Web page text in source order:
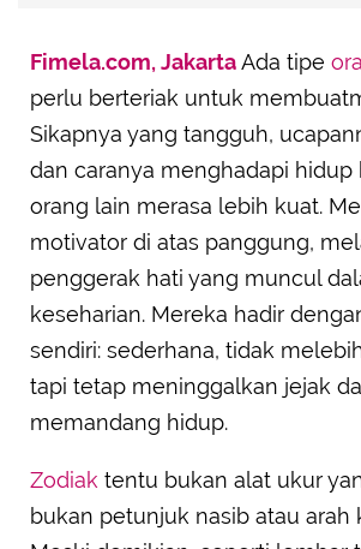
Mendominasi
Capricorn: Disiplin yang
Lain untuk Berbuat Lebih Banyak
Sagittarius: Membebaskan Orang
Menjadi Diri Sendiri
Virgo: Ketelitian yang Membantu
Hidup Orang Lain
Aquarius: Membawa Gagasan yang
Fimela.com, JakartaAda tipe
perlu berteriak untuk
Sikapnya yang tangguh,
dan caranya menghadapi
orang lain merasa lebih kuat.
motivator di atas panggung,
penggerak hati yang muncul
keseharian. Mereka hadir
sendiri: sederhana, tidak
tapi tetap meninggalkan jejak
memandang hidup.
Zodiak tentu bukan alat ukur
bukan petunjuk nasib atau arah